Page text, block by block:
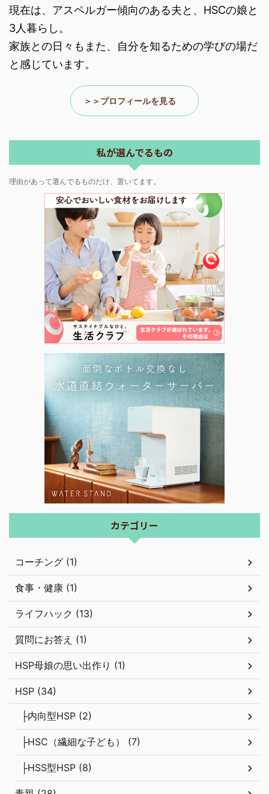
現在は、アスペルガー傾向のある夫と、HSCの娘と
3人暮らし。
家族との日々もまた、自分を知るための学びの場だ
と感じています。
＞＞プロフィールを見る
私が選んでるもの
理由があって選んでるものだけ、置いてます。
カテゴリー
コーチング (1)
食事・健康 (1)
ライフハック (13)
質問にお答え (1)
HSP母娘の思い出作り (1)
HSP (34)
├内向型HSP (2)
├HSC（繊細な子ども） (7)
├HSS型HSP (8)